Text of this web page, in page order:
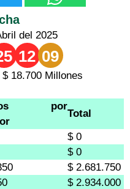
del 2025
12 09
18.700 Millones
por
Total
$ 0
$ 0
$ 2.681.750
$ 2.934.000